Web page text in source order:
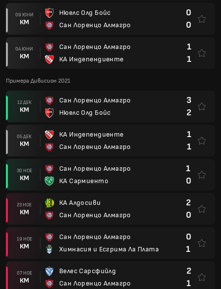
09 ЮНИ
КМ
Нюелс Олд Бойс
Сан Лоренцо Алмагро
0
0
04 ЮНИ
КМ
Сан Лоренцо Алмагро
КА Индепендиенте
1
1
Примера Дивисион 2021
12 ДЕК
КМ
Сан Лоренцо Алмагро
Нюелс Олд Бойс
3
2
05 ДЕК
КМ
КА Индепендиенте
Сан Лоренцо Алмагро
1
1
30 НОЕ
КМ
Сан Лоренцо Алмагро
КА Сармиенто
1
0
23 НОЕ
КМ
КА Алдосиви
Сан Лоренцо Алмагро
2
0
19 НОЕ
КМ
Сан Лоренцо Алмагро
Химнасия и Есгрима Ла Плата
0
1
07 НОЕ
КМ
Велес Сарсфийлд
Сан Лоренцо Алмагро
2
1